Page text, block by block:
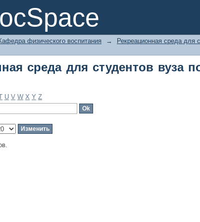
среда для студентов вуза по
физического воспитания → Рекреационная среда для
среда для студентов вуза
U V W X Y Z